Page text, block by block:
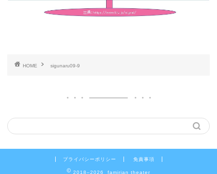
HOME sigunaru09-9
プライバシーポリシー 免責事項
2018–2026 famirian theater